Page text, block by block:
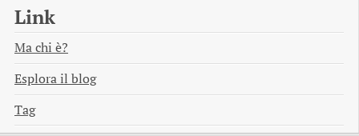
Link
Ma chi è?
Esplora il blog
Tag